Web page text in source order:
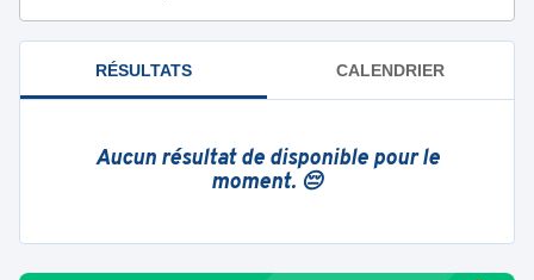
RÉSULTATS CALENDRIER
Aucun résultat de disponible pour le
moment. 😔